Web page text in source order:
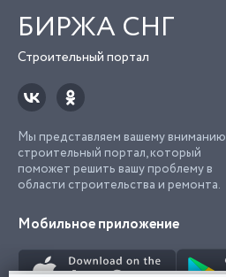
БИРЖА СНГ
Строительный портал
Мы представляем вашему вниманию
строительный портал, который
поможет решить вашу проблему в
области строительства и ремонта.
Мобильное приложение